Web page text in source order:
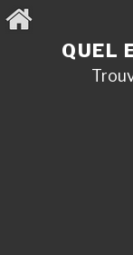
Aller
au
QUEL